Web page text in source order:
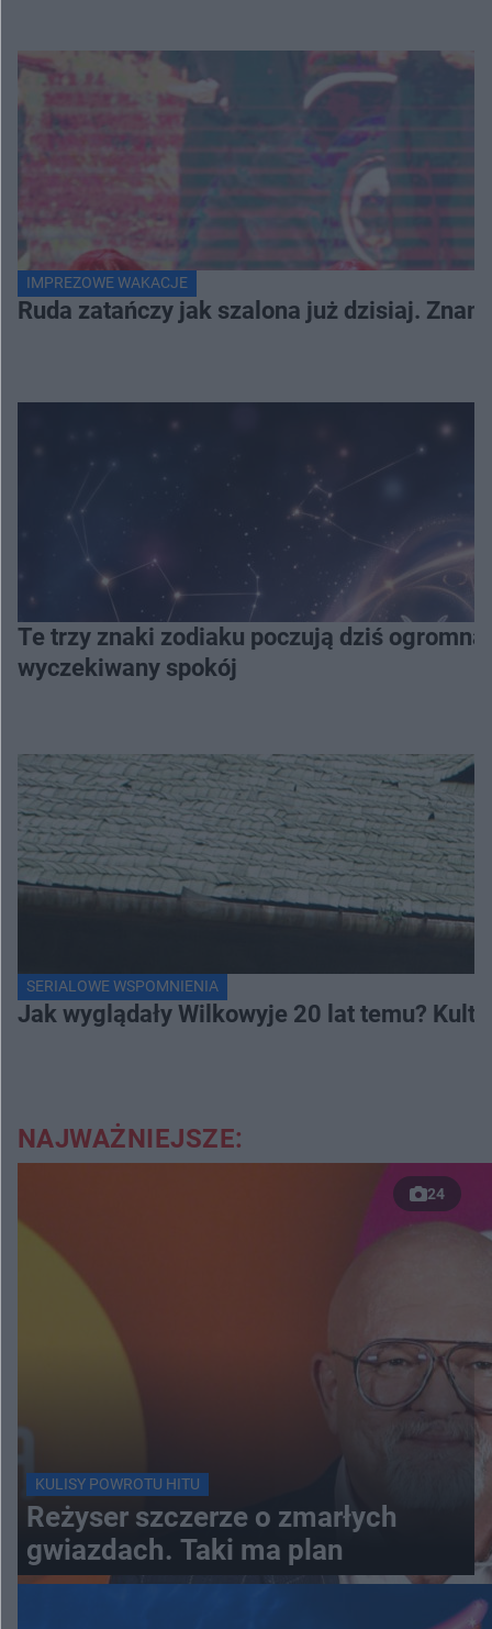
IMPREZOWE WAKACJE
Ruda zatańczy jak szalona już dzisiaj.
Te trzy znaki zodiaku poczują dziś
wyczekiwany spokój
SERIALOWE WSPOMNIENIA
Jak wyglądały Wilkowyje 20 lat temu?
NAJWAŻNIEJSZE:
24
KULISY POWROTU HITU
Reżyser szczerze o zmarłych
gwiazdach. Taki ma plan